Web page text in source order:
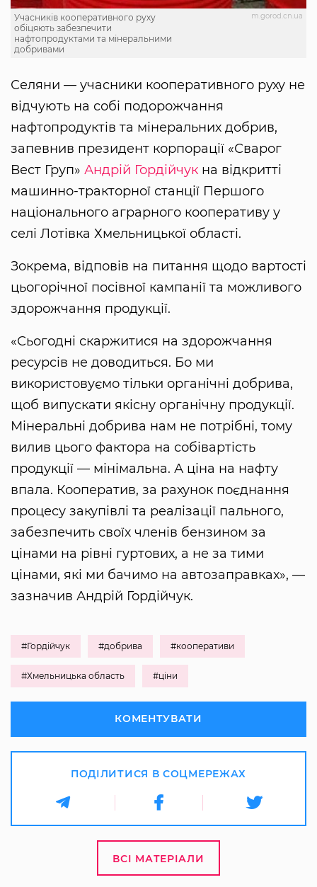
m.gorod.cn.ua
Учасників кооперативного руху
обіцяють забезпечити
нафтопродуктами та мінеральними
добривами
Селяни — учасники кооперативного руху не
відчують на собі подорожчання
нафтопродуктів та мінеральних добрив,
запевнив президент корпорації «Сварог
Вест Груп» Андрій Гордійчук на відкритті
машинно-тракторної станції Першого
національного аграрного кооперативу у
селі Лотівка Хмельницької області.
Зокрема, відповів на питання щодо вартості
цьогорічної посівної кампанії та можливого
здорожчання продукції.
«Сьогодні скаржитися на здорожчання
ресурсів не доводиться. Бо ми
використовуємо тільки органічні добрива,
щоб випускати якісну органічну продукції.
Мінеральні добрива нам не потрібні, тому
вилив цього фактора на собівартість
продукції — мінімальна. А ціна на нафту
впала. Кооператив, за рахунок поєднання
процесу закупівлі та реалізації пального,
забезпечить своїх членів бензином за
цінами на рівні гуртових, а не за тими
цінами, які ми бачимо на автозаправках», —
зазначив Андрій Гордійчук.
#Гордійчук #добрива #кооперативи
#Хмельницька область #ціни
КОМЕНТУВАТИ
ПОДІЛИТИСЯ В СОЦМЕРЕЖАХ
ВСІ МАТЕРІАЛИ